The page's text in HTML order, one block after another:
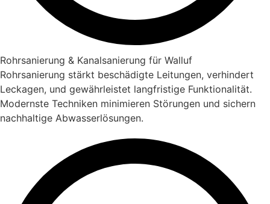
Rohrsanierung & Kanalsanierung für Walluf
Rohrsanierung stärkt beschädigte Leitungen, verhindert
Leckagen, und gewährleistet langfristige Funktionalität.
Modernste Techniken minimieren Störungen und sichern
nachhaltige Abwasserlösungen.